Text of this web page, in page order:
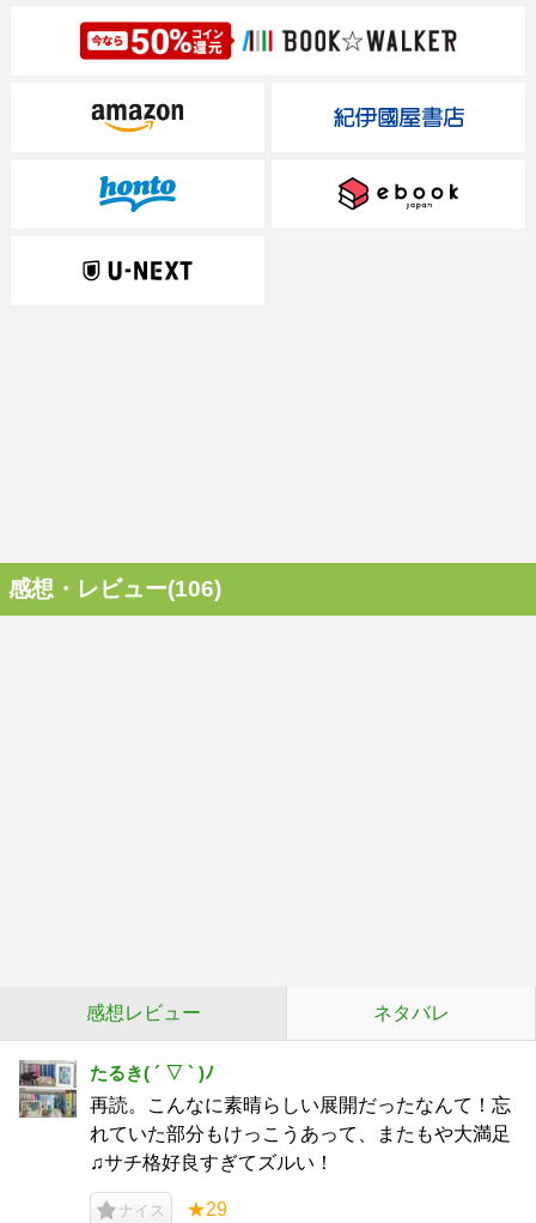
感想・レビュー(106)
感想レビュー ネタバレ
たるき( ´ ▽ ` )ﾉ
再読。こんなに素晴らしい展開だったなんて！忘
れていた部分もけっこうあって、またもや大満足
♫サチ格好良すぎてズルい！
ナイス ★29